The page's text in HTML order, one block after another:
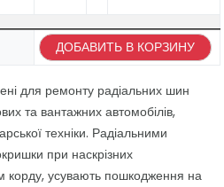
ДОБАВИТЬ В КОРЗИНУ
для ремонту радіальних шин
та вантажних автомобілів,
техніки. Радіальними
при наскрізних
усувають пошкодження на